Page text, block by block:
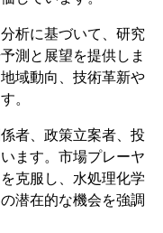
析に基づいて、研究
測と展望を提供しま
域動向、技術革新や
。
者、政策立案者、投
ます。市場プレーヤ
克服し、水処理化学
潜在的な機会を強調